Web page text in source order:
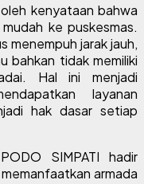
kenyataan bahwa
ke puskesmas.
menempuh jarak jauh,
bahkan tidak memiliki
Hal ini menjadi
layanan
hak dasar setiap
SIMPATI hadir
armada